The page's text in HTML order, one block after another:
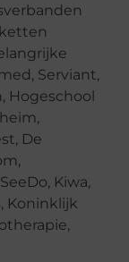
Serviant,
Hogeschool
De
Kiwa,
Koninklijk